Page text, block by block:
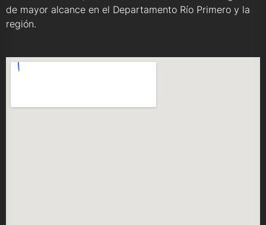
de mayor alcance en el Departamento Río Primero y la
región.